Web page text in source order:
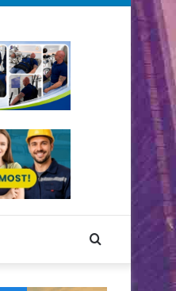
Keresés: